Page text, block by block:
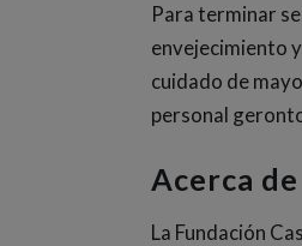
Para terminar
envejecimiento
cuidado de
personal
Acerca
La Fundación